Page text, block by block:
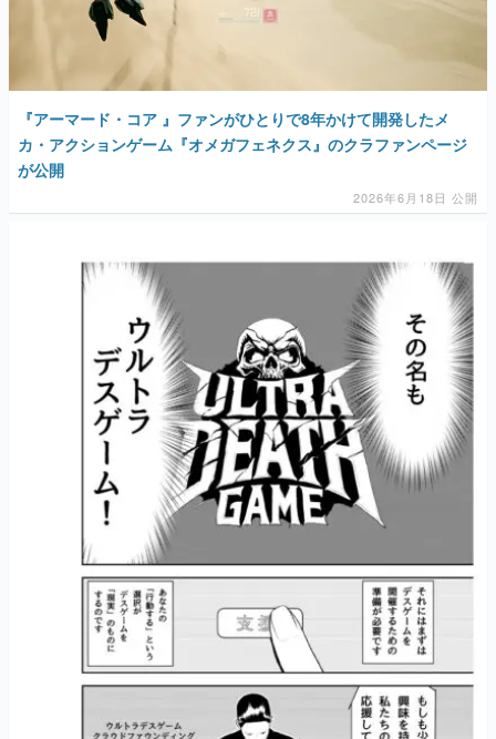
『アーマード・コア 』ファンがひとりで8年かけて開発したメ
カ・アクションゲーム『オメガフェネクス』のクラファンページ
が公開
2026年6月18日 公開